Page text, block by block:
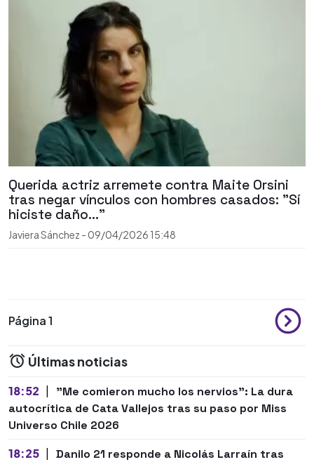
Querida actriz arremete contra Maite Orsini
tras negar vínculos con hombres casados: "Sí
hiciste daño..."
Javiera Sánchez - 09/04/2026 15:48
Página 1
Últimas noticias
18:52 |
"Me comieron mucho los nervios": La dura
autocrítica de Cata Vallejos tras su paso por Miss
Universo Chile 2026
18:25 | Danilo 21 responde a Nicolás Larraín tras